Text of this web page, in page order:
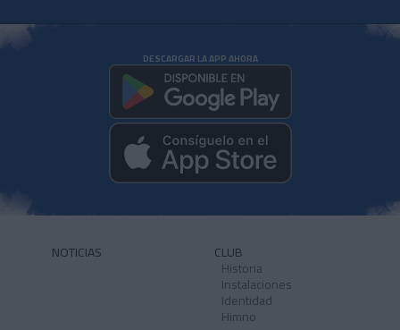
DESCARGAR LA APP AHORA
NOTICIAS CLUB
Historia
Instalaciones
Identidad
Himno